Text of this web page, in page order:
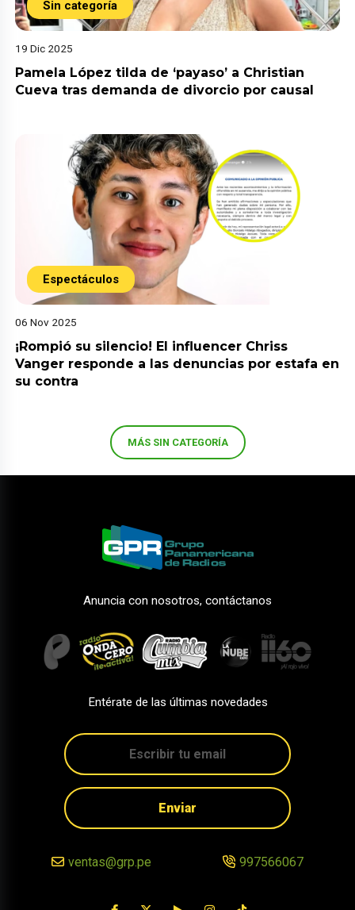
Sin categoría
19 Dic 2025
Pamela López tilda de ‘payaso’ a Christian
Cueva tras demanda de divorcio por causal
Espectáculos
06 Nov 2025
¡Rompió su silencio! El influencer Chriss
Vanger responde a las denuncias por estafa en
su contra
MÁS SIN CATEGORÍA
Anuncia con nosotros, contáctanos
Entérate de las últimas novedades
Enviar
ventas@grp.pe 997566067